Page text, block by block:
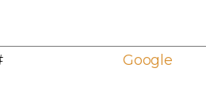
Google